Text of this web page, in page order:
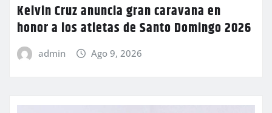
Kelvin Cruz anuncia gran caravana en
honor a los atletas de Santo Domingo 2026
admin Ago 9, 2026